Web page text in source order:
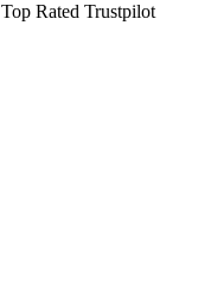
Top Rated Trustpilot